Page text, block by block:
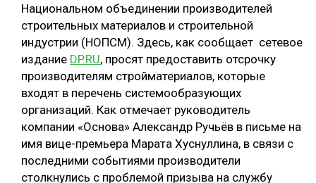
Национальном объединении производителей
строительных материалов и строительной
индустрии (НОПСМ). Здесь, как сообщает сетевое
издание DP.RU, просят предоставить отсрочку
производителям стройматериалов, которые
входят в перечень системообразующих
организаций. Как отмечает руководитель
компании «Основа» Александр Ручьёв в письме на
имя вице-премьера Марата Хуснуллина, в связи с
последними событиями производители
столкнулись с проблемой призыва на службу